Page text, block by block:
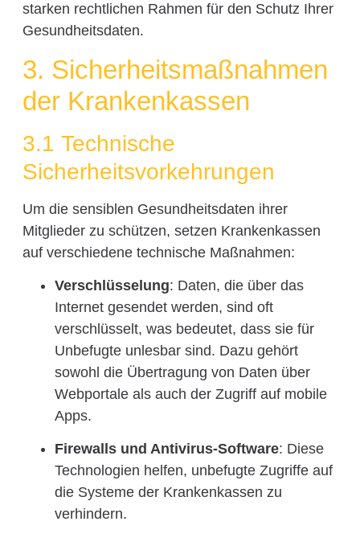
starken rechtlichen Rahmen für den Schutz Ihrer
Gesundheitsdaten.
3. Sicherheitsmaßnahmen
der Krankenkassen
3.1 Technische
Sicherheitsvorkehrungen
Um die sensiblen Gesundheitsdaten ihrer
Mitglieder zu schützen, setzen Krankenkassen
auf verschiedene technische Maßnahmen:
Verschlüsselung: Daten, die über das
Internet gesendet werden, sind oft
verschlüsselt, was bedeutet, dass sie für
Unbefugte unlesbar sind. Dazu gehört
sowohl die Übertragung von Daten über
Webportale als auch der Zugriff auf mobile
Apps.
Firewalls und Antivirus-Software: Diese
Technologien helfen, unbefugte Zugriffe auf
die Systeme der Krankenkassen zu
verhindern.